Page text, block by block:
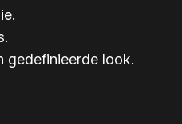
gedefinieerde look.